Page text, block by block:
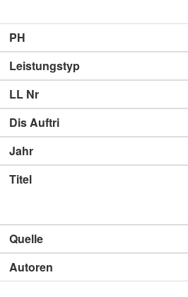
PH
Leistungstyp
LL Nr
Dis Auftri
Jahr
Titel
Quelle
Autoren